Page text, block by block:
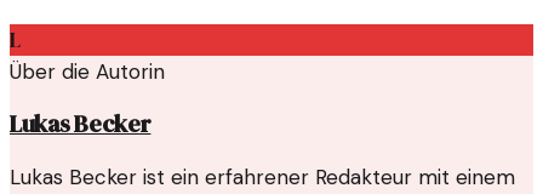
L
Über die Autorin
Lukas Becker
Lukas Becker ist ein erfahrener Redakteur mit einem